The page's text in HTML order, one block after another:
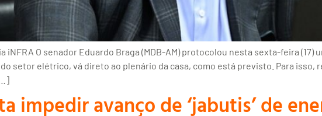
iNFRA O senador Eduardo Braga (MDB-AM) protocolou nesta sexta-feira
setor elétrico, vá direto ao plenário da casa, como está previsto. Para isso,
impedir avanço de ‘jabutis’ de